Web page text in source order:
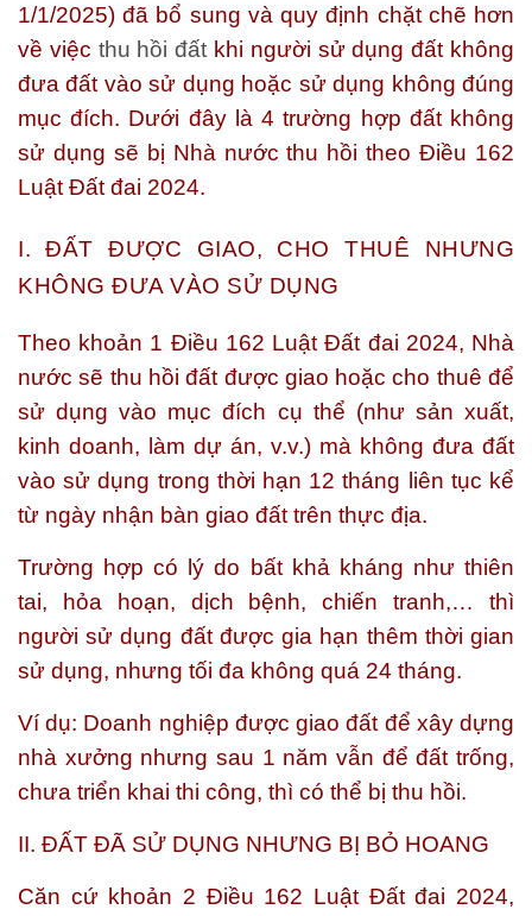
1/1/2025) đã bổ sung và quy định chặt chẽ hơn
về việc thu hồi đất khi người sử dụng đất không
đưa đất vào sử dụng hoặc sử dụng không đúng
mục đích. Dưới đây là 4 trường hợp đất không
sử dụng sẽ bị Nhà nước thu hồi theo Điều 162
Luật Đất đai 2024.
I. ĐẤT ĐƯỢC GIAO, CHO THUÊ NHƯNG
KHÔNG ĐƯA VÀO SỬ DỤNG
Theo khoản 1 Điều 162 Luật Đất đai 2024, Nhà
nước sẽ thu hồi đất được giao hoặc cho thuê để
sử dụng vào mục đích cụ thể (như sản xuất,
kinh doanh, làm dự án, v.v.) mà không đưa đất
vào sử dụng trong thời hạn 12 tháng liên tục kể
từ ngày nhận bàn giao đất trên thực địa.
Trường hợp có lý do bất khả kháng như thiên
tai, hỏa hoạn, dịch bệnh, chiến tranh,… thì
người sử dụng đất đượcgia hạn thêm thời gian
sử dụng, nhưng tối đa không quá 24 tháng.
Ví dụ: Doanh nghiệp được giao đất để xây dựng
nhà xưởng nhưng sau 1 năm vẫn để đất trống,
chưa triển khai thi công, thì có thể bị thu hồi.
II. ĐẤT ĐÃ SỬ DỤNG NHƯNG BỊ BỎ HOANG
Căn cứ khoản 2 Điều 162 Luật Đất đai 2024,